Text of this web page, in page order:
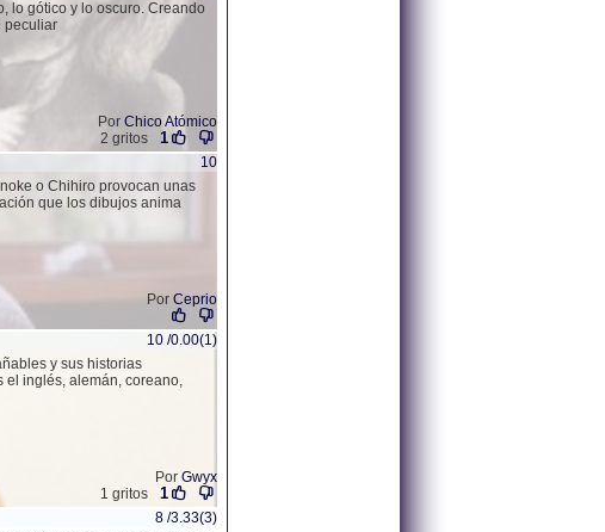
lo gótico y lo oscuro. Creando
peculiar
Por Chico Atómico
1
2 gritos
10
o Chihiro provocan unas
que los dibujos anima
Por Ceprio
10 /0.00(1)
y sus historias
el inglés, alemán, coreano,
Por Gwyx
1
1 gritos
8 /3.33(3)